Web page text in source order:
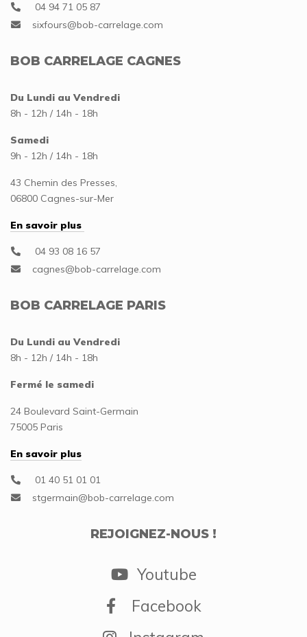
04 94 71 05 87
BOB CARRELAGE CAGNES
Du Lundi au Vendredi
8h - 12h / 14h - 18h
Samedi
9h - 12h / 14h - 18h
43 Chemin des Presses,
06800 Cagnes-sur-Mer
En savoir plus
04 93 08 16 57
BOB CARRELAGE PARIS
Du Lundi au Vendredi
8h - 12h / 14h - 18h
Fermé le samedi
24 Boulevard Saint-Germain
75005 Paris
En savoir plus
01 40 51 01 01
REJOIGNEZ-NOUS !
Youtube
Facebook